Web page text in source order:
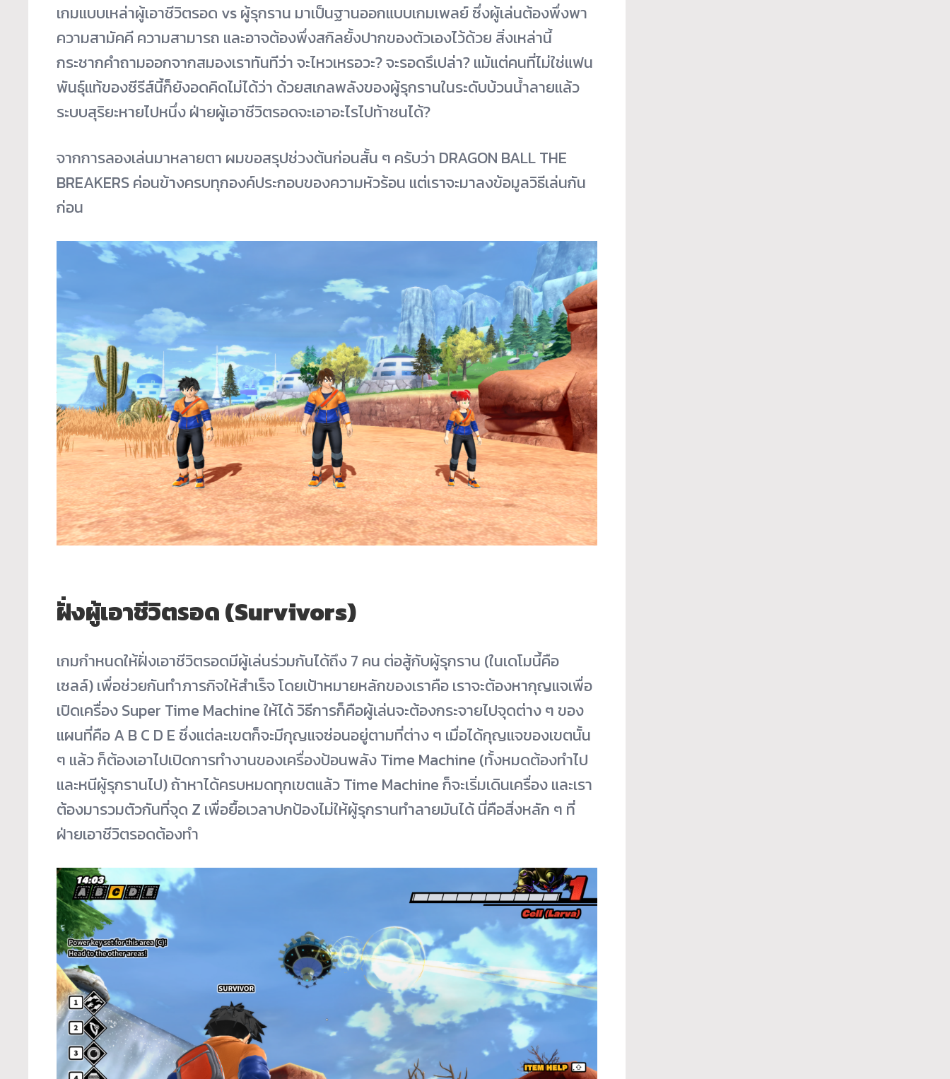
เกมแบบเหล่าผู้เอาชีวิตรอด vs ผู้รุกราน มาเป็นฐานออกแบบเกมเพลย์ ซึ่งผู้เล่นต้องพึ่งพา
ความสามัคคี ความสามารถ และอาจต้องพึ่งสกิลยั้งปากของตัวเองไว้ด้วย สิ่งเหล่านี้
กระชากคำถามออกจากสมองเราทันทีว่า จะไหวเหรอวะ? จะรอดรึเปล่า? แม้แต่คนที่ไม่ใช่แฟน
พันธุ์แท้ของซีรีส์นี้ก็ยังอดคิดไม่ได้ว่า ด้วยสเกลพลังของผู้รุกรานในระดับบ้วนน้ำลายแล้ว
ระบบสุริยะหายไปหนึ่ง ฝ่ายผู้เอาชีวิตรอดจะเอาอะไรไปท้าชนได้?
จากการลองเล่นมาหลายตา ผมขอสรุปช่วงต้นก่อนสั้น ๆ ครับว่า DRAGON BALL THE
BREAKERS ค่อนข้างครบทุกองค์ประกอบของความหัวร้อน แต่เราจะมาลงข้อมูลวิธีเล่นกัน
ก่อน
ฝั่งผู้เอาชีวิตรอด (Survivors)
เกมกำหนดให้ฝั่งเอาชีวิตรอดมีผู้เล่นร่วมกันได้ถึง 7 คน ต่อสู้กับผู้รุกราน (ในเดโมนี้คือ
เซลล์) เพื่อช่วยกันทำภารกิจให้สำเร็จ โดยเป้าหมายหลักของเราคือ เราจะต้องหากุญแจเพื่อ
เปิดเครื่อง Super Time Machine ให้ได้ วิธีการก็คือผู้เล่นจะต้องกระจายไปจุดต่าง ๆ ของ
แผนที่คือ A B C D E ซึ่งแต่ละเขตก็จะมีกุญแจซ่อนอยู่ตามที่ต่าง ๆ เมื่อได้กุญแจของเขตนั้น
ๆ แล้ว ก็ต้องเอาไปเปิดการทำงานของเครื่องป้อนพลัง Time Machine (ทั้งหมดต้องทำไป
และหนีผู้รุกรานไป) ถ้าหาได้ครบหมดทุกเขตแล้ว Time Machine ก็จะเริ่มเดินเครื่อง และเรา
ต้องมารวมตัวกันที่จุด Z เพื่อยื้อเวลาปกป้องไม่ให้ผู้รุกรานทำลายมันได้ นี่คือสิ่งหลัก ๆ ที่
ฝ่ายเอาชีวิตรอดต้องทำ